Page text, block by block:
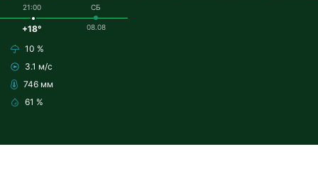
21:00
+18°
10 %
3.1 м/с
746 мм
61 %
СБ
08.08